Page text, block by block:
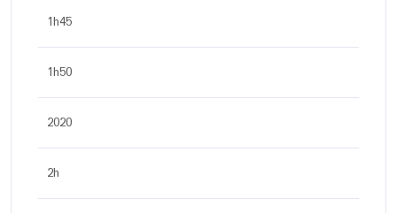
1h45
1h50
2020
2h